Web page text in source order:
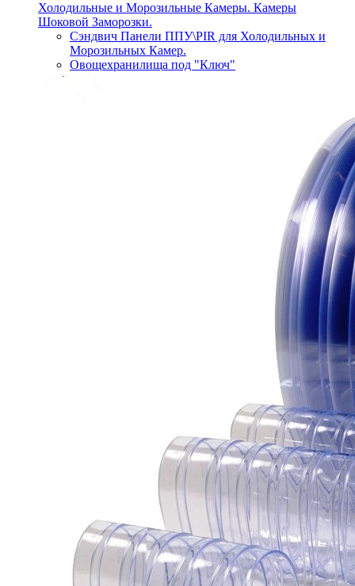
Холодильные и Морозильные Камеры. Камеры
Шоковой Заморозки.
Сэндвич Панели ППУ\PIR для Холодильных и
Морозильных Камер.
Овощехранилища под "Ключ"